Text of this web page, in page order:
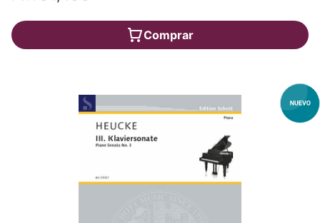
Comprar